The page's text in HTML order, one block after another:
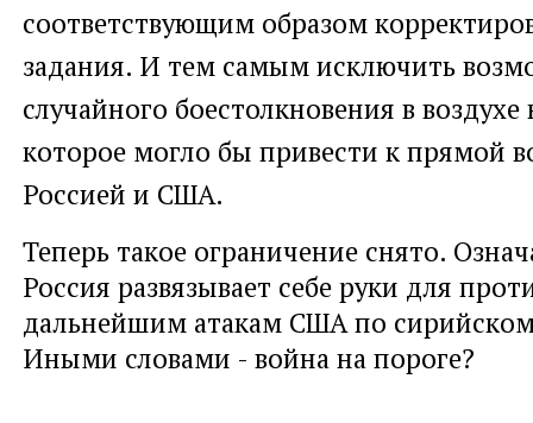
соответствующим образом
задания. И тем самым исключить
случайного боестолкновения в
которое могло бы привести к прямой
Россией и США.
Теперь такое ограничение снято.
Россия развязывает себе руки для
дальнейшим атакам США по
Иными словами - война на пороге?